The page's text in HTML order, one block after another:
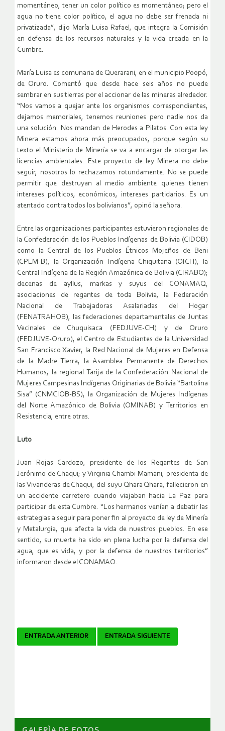
momentáneo, tener un color político es momentáneo; pero el
agua no tiene color político, el agua no debe ser frenada ni
privatizada”, dijo María Luisa Rafael, que integra la Comisión
en defensa de los recursos naturales y la vida creada en la
Cumbre.
María Luisa es comunaria de Querarani, en el municipio Poopó,
de Oruro. Comentó que desde hace seis años no puede
sembrar en sus tierras por el accionar de las mineras alrededor.
“Nos vamos a quejar ante los organismos correspondientes,
dejamos memoriales, tenemos reuniones pero nadie nos da
una solución. Nos mandan de Herodes a Pilatos. Con esta ley
Minera estamos ahora más preocupados, porque según su
texto el Ministerio de Minería se va a encargar de otorgar las
licencias ambientales. Este proyecto de ley Minera no debe
seguir, nosotros lo rechazamos rotundamente. No se puede
permitir que destruyan al medio ambiente quienes tienen
intereses políticos, económicos, intereses partidarios. Es un
atentado contra todos los bolivianos”, opinó la señora.
Entre las organizaciones participantes estuvieron regionales de
la Confederación de los Pueblos Indígenas de Bolivia (CIDOB)
como la Central de los Pueblos Étnicos Mojeños de Beni
(CPEM-B), la Organización Indígena Chiquitana (OICH), la
Central Indígena de la Región Amazónica de Bolivia (CIRABO);
decenas de ayllus, markas y suyus del CONAMAQ,
asociaciones de regantes de toda Bolivia, la Federación
Nacional de Trabajadoras Asalariadas del Hogar
(FENATRAHOB), las federaciones departamentales de Juntas
Vecinales de Chuquisaca (FEDJUVE-CH) y de Oruro
(FEDJUVE-Oruro), el Centro de Estudiantes de la Universidad
San Francisco Xavier, la Red Nacional de Mujeres en Defensa
de la Madre Tierra, la Asamblea Permanente de Derechos
Humanos, la regional Tarija de la Confederación Nacional de
Mujeres Campesinas Indígenas Originarias de Bolivia “Bartolina
Sisa” (CNMCIOB-BS), la Organización de Mujeres Indígenas
del Norte Amazónico de Bolivia (OMINAB) y Territorios en
Resistencia, entre otras.
Luto
Juan Rojas Cardozo, presidente de los Regantes de San
Jerónimo de Chaqui; y Virginia Chambi Mamani, presidenta de
las Vivanderas de Chaqui, del suyu Qhara Qhara, fallecieron en
un accidente carretero cuando viajaban hacia La Paz para
participar de esta Cumbre. “Los hermanos venían a debatir las
estrategias a seguir para poner fin al proyecto de ley de Minería
y Metalurgia, que afecta la vida de nuestros pueblos. En ese
sentido, su muerte ha sido en plena lucha por la defensa del
agua, que es vida, y por la defensa de nuestros territorios”
informaron desde el CONAMAQ.
Navegador
ENTRADA ANTERIOR ENTRADA SIGUIENTE